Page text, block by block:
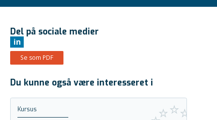
Del på sociale medier
in
Se som PDF
Du kunne også være interesseret i
Kursus